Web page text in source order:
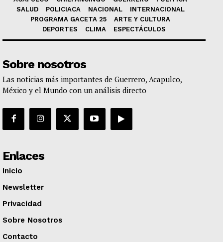
SALUD
POLICIACA NACIONAL
INTERNACIONAL
PROGRAMA GACETA 25
ARTE Y CULTURA
DEPORTES
CLIMA ESPECTÁCULOS
Sobre nosotros
Las noticias más importantes de Guerrero, Acapulco,
México y el Mundo con un análisis directo
Enlaces
Inicio
Newsletter
Privacidad
Sobre Nosotros
Contacto